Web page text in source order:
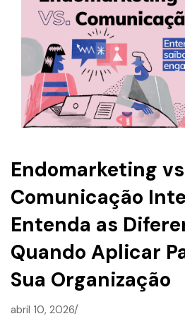
Endomarketing
Comunicação
Entenda as
Quando Aplicar
Sua Organização
abril 10, 2026/